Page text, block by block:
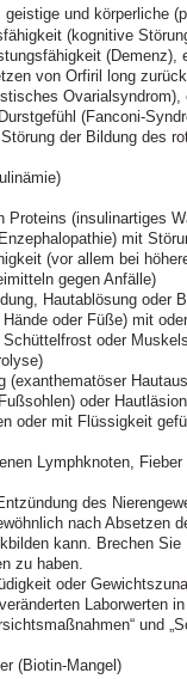
geistige und körperliche
(kognitive
(Demenz),
von Orfiril long
Ovarialsyndrom),
(Fanconi-
der Bildung des
(insulinartiges
mit
(vor allem bei
gegen Anfälle)
Hautablösung oder
oder Füße) mit
oder
(exanthematöser
oder
oder mit Flüssigkeit
Lymphknoten,
des
nach Absetzen
kann. Brechen
zu haben.
oder
Laborwerten
und
(Biotin-Mangel)